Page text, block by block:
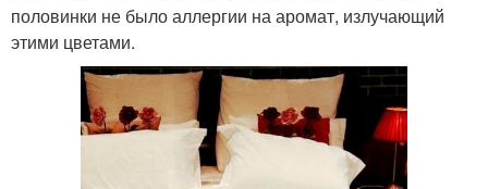
половинки не было аллергии на аромат, излучающий
этими цветами.